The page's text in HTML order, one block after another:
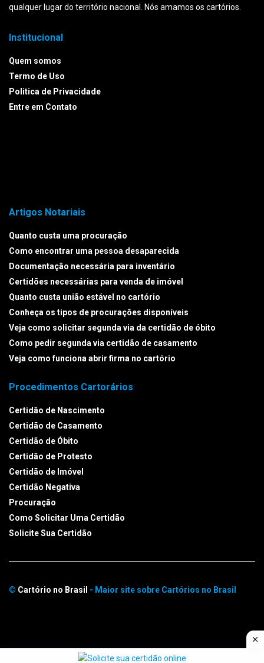
qualquer lugar do território nacional. Nós amamos os cartórios.
Institucional
Quem somos
Termo de Uso
Politica de Privacidade
Entre em Contato
Artigos Notariais
Quanto custa uma procuração
Como encontrar uma pessoa desaparecida
Documentação necessária para inventário
Certidões necessárias para venda de imóvel
Quanto custa união estável no cartório
Conheça os tipos de procurações disponíveis
Veja como solicitar segunda via da certidão de óbito
Como pedir segunda via certidão de casamento
Veja como funciona abrir firma no cartório
Procedimentos Cartorários
Certidão de Nascimento
Certidão de Casamento
Certidão de Óbito
Certidão de Protesto
Certidão de Imóvel
Certidão Negativa
Procuração
Como Solicitar Uma Certidão
Solicite Sua Certidão
© Cartório no Brasil - Maior site sobre Cartórios no Brasil